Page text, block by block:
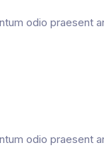
odio praesent
odio praesent